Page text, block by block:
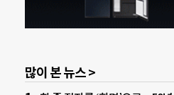
많이 본 뉴스 >